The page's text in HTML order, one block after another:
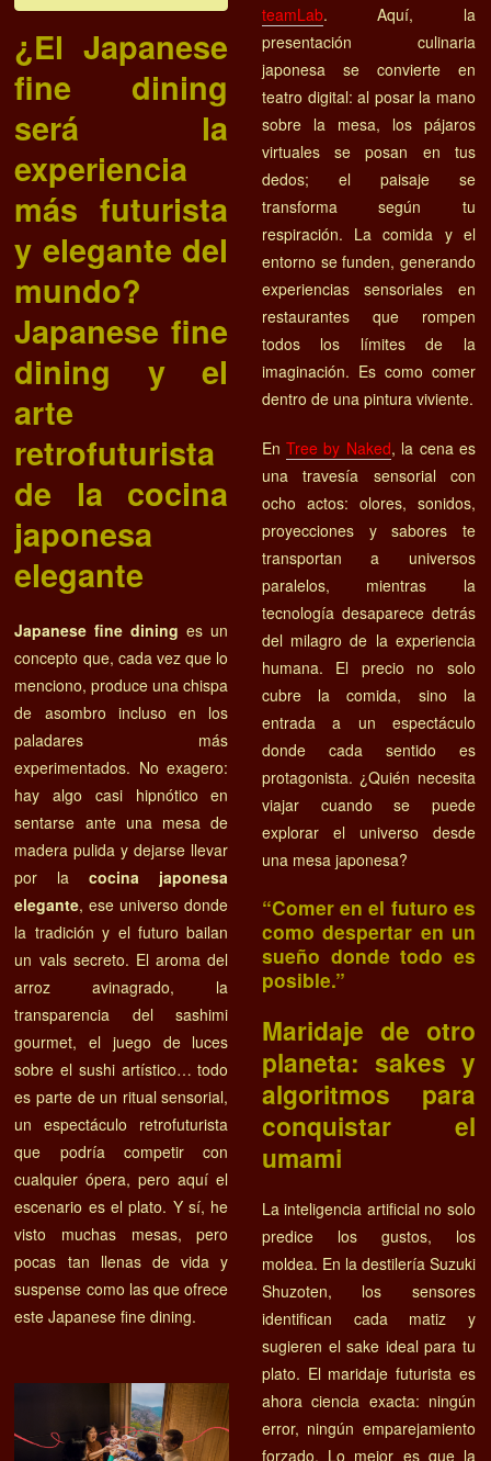
¿El Japanese
fine dining
será la
experiencia
más futurista
y elegante del
mundo?
Japanese fine
dining y el
arte
retrofuturista
de la cocina
japonesa
elegante
Japanese fine dining es un
concepto que, cada vez que lo
menciono, produce una chispa
de asombro incluso en los
paladares más
experimentados. No exagero:
hay algo casi hipnótico en
sentarse ante una mesa de
madera pulida y dejarse llevar
por lacocina japonesa
elegante, ese universo donde
la tradición y el futuro bailan
un vals secreto. El aroma del
arroz avinagrado, la
transparencia del sashimi
gourmet, el juego de luces
sobre el sushi artístico… todo
es parte de un ritual sensorial,
un espectáculo retrofuturista
que podría competir con
cualquier ópera, pero aquí el
escenario es el plato. Y sí, he
visto muchas mesas, pero
pocas tan llenas de vida y
suspense como las que ofrece
este Japanese fine dining.
teamLab. Aquí, la
presentación culinaria
japonesa se convierte en
teatro digital: al posar la mano
sobre la mesa, los pájaros
virtuales se posan en tus
dedos; el paisaje se
transforma según tu
respiración. La comida y el
entorno se funden, generando
experiencias sensoriales en
restaurantes que rompen
todos los límites de la
imaginación. Es como comer
dentro de una pintura viviente.
En Tree by Naked, la cena es
una travesía sensorial con
ocho actos: olores, sonidos,
proyecciones y sabores te
transportan a universos
paralelos, mientras la
tecnología desaparece detrás
del milagro de la experiencia
humana. El precio no solo
cubre la comida, sino la
entrada a un espectáculo
donde cada sentido es
protagonista. ¿Quién necesita
viajar cuando se puede
explorar el universo desde
una mesa japonesa?
“Comer en el futuro es
como despertar en un
sueño donde todo es
posible.”
Maridaje de otro
planeta: sakes y
algoritmos para
conquistar el
umami
La inteligencia artificial no solo
predice los gustos, los
moldea. En la destilería Suzuki
Shuzoten, los sensores
identifican cada matiz y
sugieren el sake ideal para tu
plato. El maridaje futurista es
ahora ciencia exacta: ningún
error, ningún emparejamiento
forzado. Lo mejor es que la